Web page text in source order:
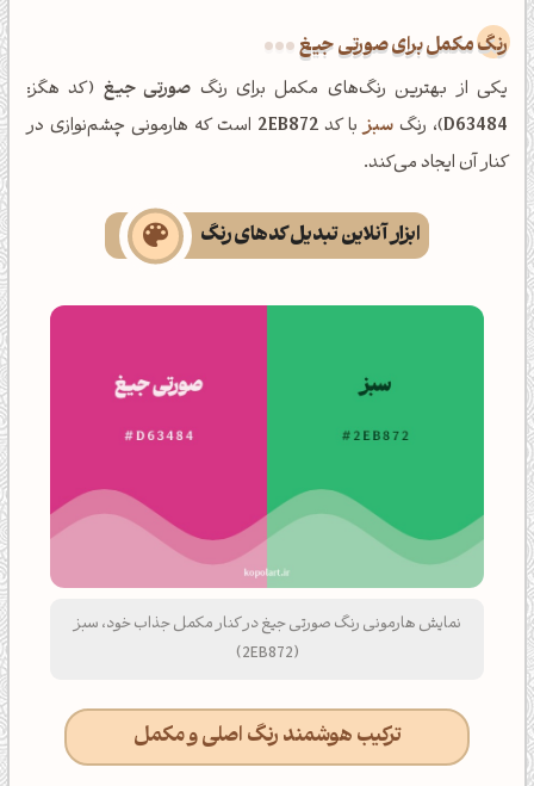
رنگ مکمل برای صورتی جیغ
یکی از بهترین رنگ‌های مکمل برای رنگ صورتی جیغ (کد هگز:
D63484)، رنگ سبزبا کد 2EB872 است که هارمونی چشم‌نوازی در
کنار آن ایجاد می‌کند.
ابزار آنلاین تبدیل کدهای رنگ
نمایش هارمونی رنگ صورتی جیغ در کنار مکمل جذاب خود، سبز
(2EB872)
ترکیب هوشمند رنگ اصلی و مکمل